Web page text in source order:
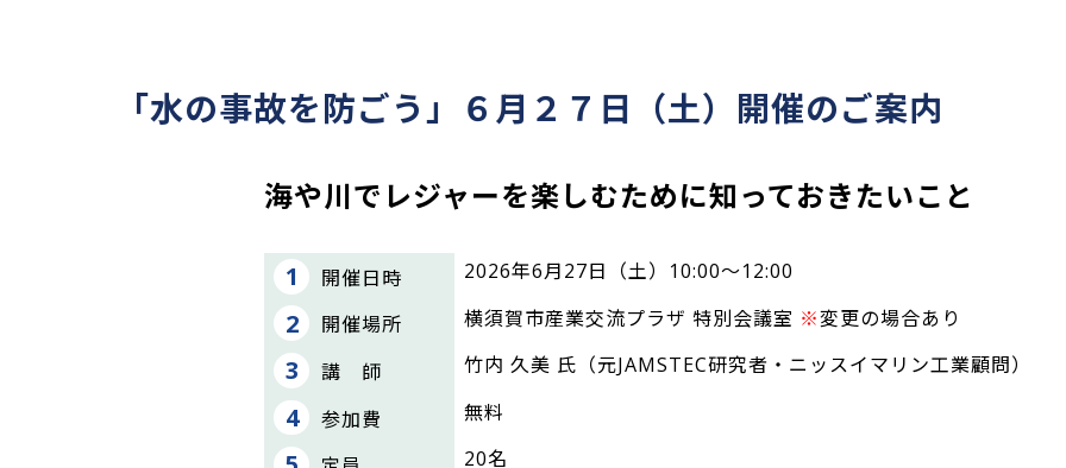
「水の事故を防ごう」６月２７日（土）開催のご案内
海や川でレジャーを楽しむために知っておきたいこと
開催日時 2026年6月27日（土）10:00～12:00
開催場所 横須賀市産業交流プラザ 特別会議室 ※変更の場合あり
講 師 竹内 久美 氏（元JAMSTEC研究者・ニッスイマリン工業顧問）
参加費 無料
20名